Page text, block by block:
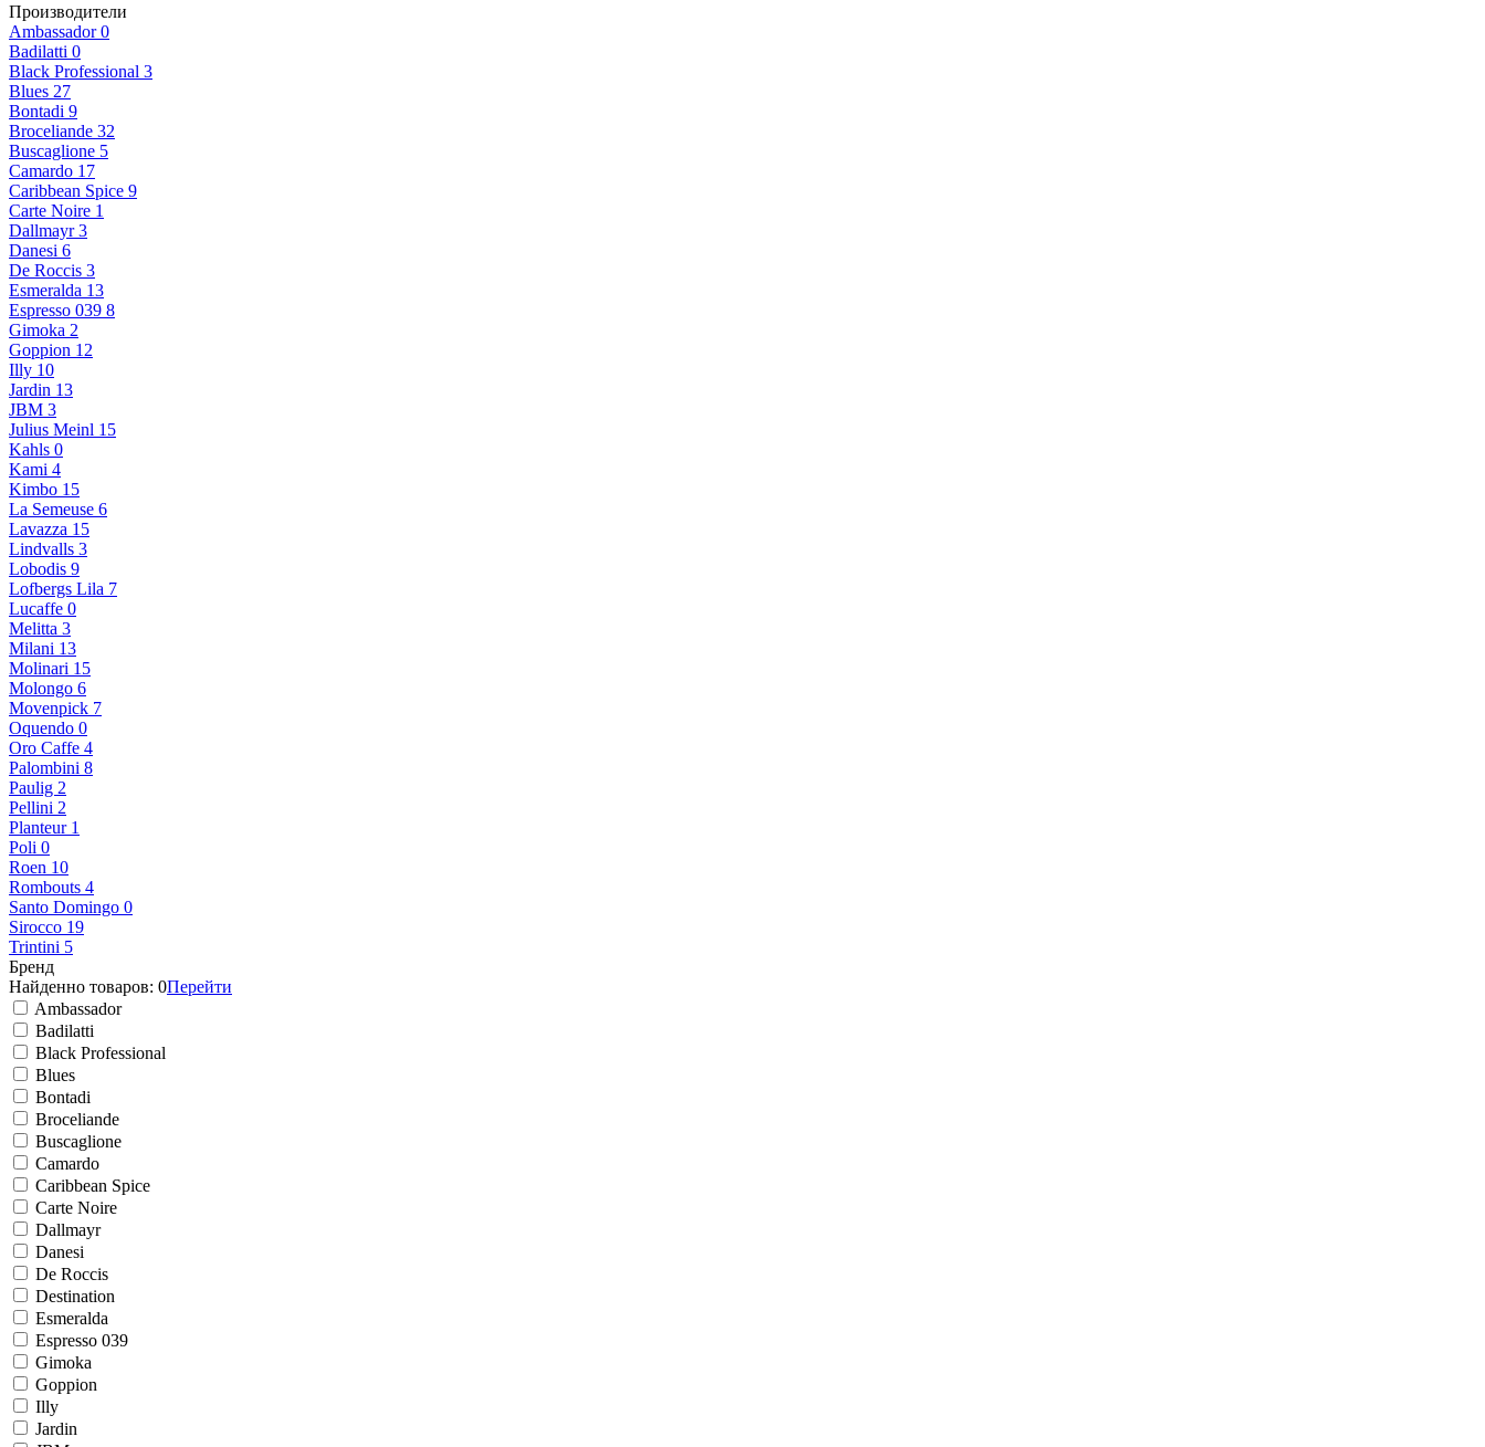
Производители
Ambassador0
Badilatti 0
Black Professional 3
Blues 27
Bontadi 9
Broceliande 32
Buscaglione 5
Camardo 17
Caribbean Spice 9
Carte Noire 1
Dallmayr3
Danesi 6
De Roccis 3
Esmeralda 13
Espresso 039 8
Gimoka 2
Goppion 12
Illy 10
Jardin 13
JBM 3
Julius Meinl 15
Kahls 0
Kami 4
Kimbo 15
La Semeuse 6
Lavazza 15
Lindvalls 3
Lobodis 9
Lofbergs Lila 7
Lucaffe 0
Melitta 3
Milani 13
Molinari 15
Molongo 6
Movenpick 7
Oquendo 0
Oro Caffe 4
Palombini 8
Paulig 2
Pellini 2
Planteur 1
Poli 0
Roen 10
Rombouts 4
Santo Domingo 0
Sirocco 19
Trintini 5
Бренд
Найденно товаров: 0Перейти
Ambassador
Badilatti
Black Professional
Blues
Bontadi
Broceliande
Buscaglione
Camardo
Caribbean Spice
Carte Noire
Dallmayr
Danesi
De Roccis
Destination
Esmeralda
Espresso 039
Gimoka
Goppion
Illy
Jardin